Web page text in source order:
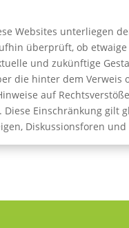
Websites unterliegen
überprüft, ob
und zukünftige
die hinter dem
auf
Einschränkung gilt
Diskussionsforen